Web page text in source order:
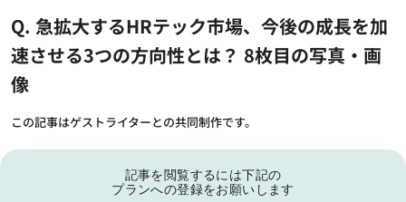
Q. 急拡大するHRテック市場、今後の成長を加
速させる3つの方向性とは？ 8枚目の写真・画
像
この記事はゲストライターとの共同制作です。
記事を閲覧するには下記の
プランへの登録をお願いします